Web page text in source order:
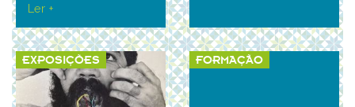
Ler +
EXPOSIÇÕES FORMAÇÃO